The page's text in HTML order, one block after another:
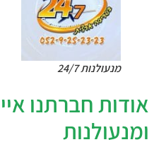
מנעולנות 24/7
אודות חברתנו
ומנעולנות